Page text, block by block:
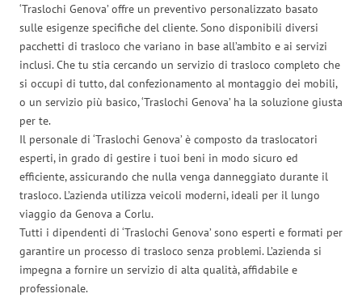
‘Traslochi Genova’ offre un preventivo personalizzato basato
sulle esigenze specifiche del cliente. Sono disponibili diversi
pacchetti di trasloco che variano in base all’ambito e ai servizi
inclusi. Che tu stia cercando un servizio di trasloco completo che
si occupi di tutto, dal confezionamento al montaggio dei mobili,
o un servizio più basico, ‘Traslochi Genova’ ha la soluzione giusta
per te.
Il personale di ‘Traslochi Genova’ è composto da traslocatori
esperti, in grado di gestire i tuoi beni in modo sicuro ed
efficiente, assicurando che nulla venga danneggiato durante il
trasloco. L’azienda utilizza veicoli moderni, ideali per il lungo
viaggio da Genova a Corlu.
Tutti i dipendenti di ‘Traslochi Genova’ sono esperti e formati per
garantire un processo di trasloco senza problemi. L’azienda si
impegna a fornire un servizio di alta qualità, affidabile e
professionale.